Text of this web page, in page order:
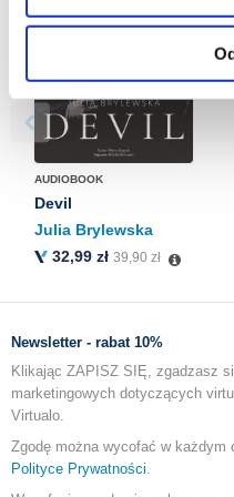
znajdziesz w naszej
AUDIOBOOK
Devil
Julia Brylewska
32,99 zł 39,90 zł
Newsletter - rabat 10%
Klikając ZAPISZ SIĘ, zgadzasz
marketingowych dotyczących
Virtualo.
Zgodę można wycofać w każdym
Polityce Prywatności.